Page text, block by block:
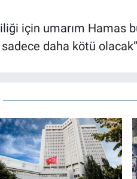
için umarım Hamas
daha kötü